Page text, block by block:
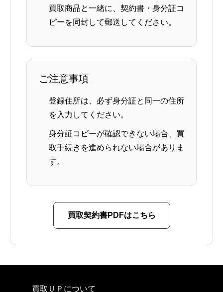
買取商品と一緒に、契約書・身分証コ
ピーを同封して郵送してください。
ご注意事項
登録住所は、必ず身分証と同一の住所
を入力してください。
身分証コピーが確認できない場合、買
取手続きを進められない場合がありま
す。
買取契約書PDFはこちら
買取ＵＰについて